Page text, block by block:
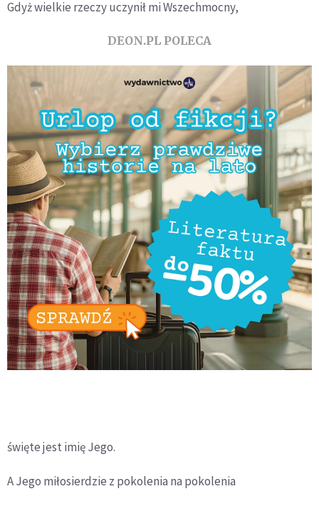
Gdyż wielkie rzeczy uczynił mi Wszechmocny,
DEON.PL POLECA
święte jest imię Jego.
A Jego miłosierdzie z pokolenia na pokolenia